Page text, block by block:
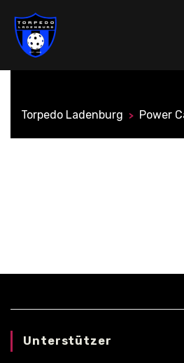
Torpedo Ladenburg > Power
Unterstützer